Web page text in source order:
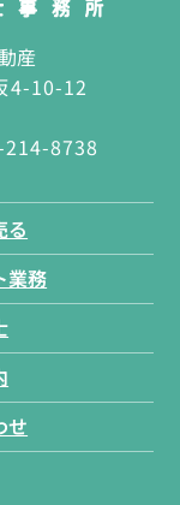
産
4-10-12
8738
る
業務
せ